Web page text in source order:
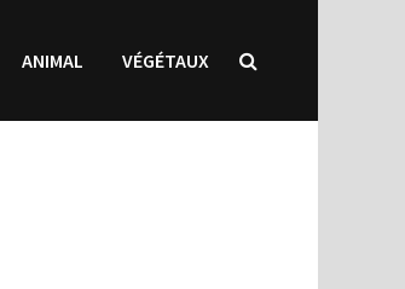
ANIMAL VÉGÉTAUX